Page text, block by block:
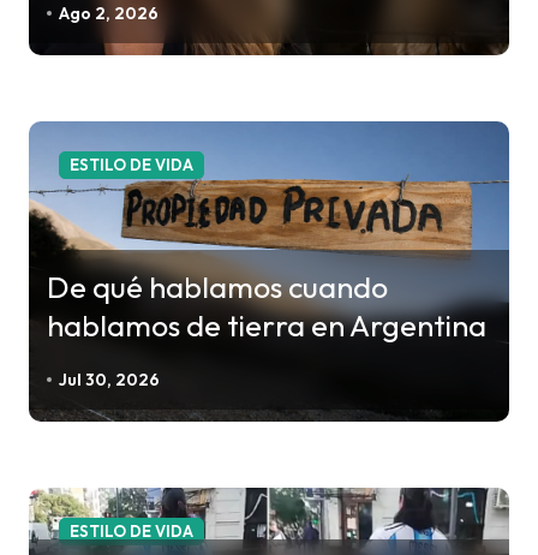
t
a
a
Ago 2, 2026
ESTILO DE VIDA
De qué hablamos cuando
hablamos de tierra en Argentina
Jul 30, 2026
ESTILO DE VIDA